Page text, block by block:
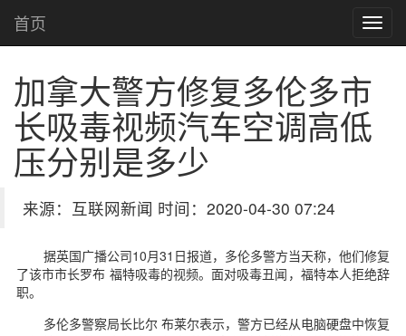
首页
加拿大警方修复多伦多市
长吸毒视频汽车空调高低
压分别是多少
来源：互联网新闻 时间：2020-04-30 07:24
据英国广播公司10月31日报道，多伦多警方当天称，他们修复
了该市市长罗布 福特吸毒的视频。面对吸毒丑闻，福特本人拒绝辞
职。
多伦多警察局长比尔 布莱尔表示，警方已经从电脑硬盘中恢复